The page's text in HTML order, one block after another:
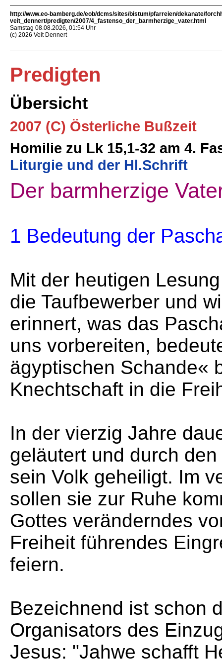
http://www.eo-bamberg.de/eob/dcms/sites/bistum/pfarreien/dekanate/
veit_dennert/predigten/2007/4_fastenso_der_barmherzige_vater.html
Samstag 08.08.2026, 01:54 Uhr
(c) 2026 Veit Dennert
Predigten
Übersicht
2007 (C) Österliche Bußzeit
Homilie zu Lk 15,1-32 am 4.
Liturgie und der Hl.Schrift
Der barmherzige
1 Bedeutung der
Mit der heutigen
die Taufbewerber und
erinnert, was das
uns vorbereiten,
ägyptischen Schande«
Knechtschaft in die
In der vierzig Jahre
geläutert und durch
sein Volk geheiligt. Im
sollen sie zur Ruhe
Gottes veränderndes
Freiheit führendes
feiern.
Bezeichnend ist schon
Organisators des
Jesus: "Jahwe schafft